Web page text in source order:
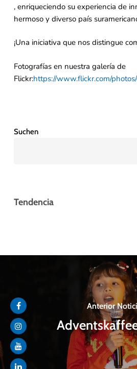
, enriqueciendo su experiencia de
hermoso y diverso país
¡Una iniciativa que nos distingue
Fotografías en nuestra galería de
Flickr:https://www.flickr.com/
Suchen
Tendencia
Anterior